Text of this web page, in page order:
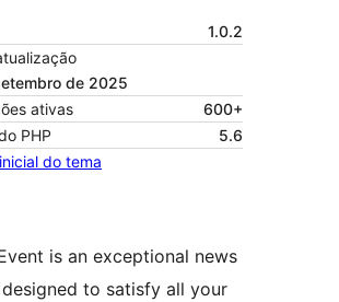
1.0.2
de 2025
ativas
600+
PHP
5.6
do tema
is an exceptional news
to satisfy all your